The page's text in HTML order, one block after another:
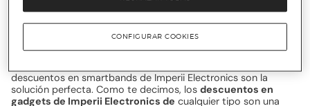
descuentos en smartwatches de Imperii Electronics , te
aseguramos que encontrarás el modelo que se ajuste más a ti
descuentos en smartbands de Imperii Electronics son la
solución perfecta. Como te decimos, los descuentos en
gadgets de Imperii Electronics de cualquier tipo son una
CONFIGURAR COOKIES